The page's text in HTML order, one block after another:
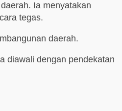
Ia menyatakan
tegas.
daerah.
diawali dengan pendekatan